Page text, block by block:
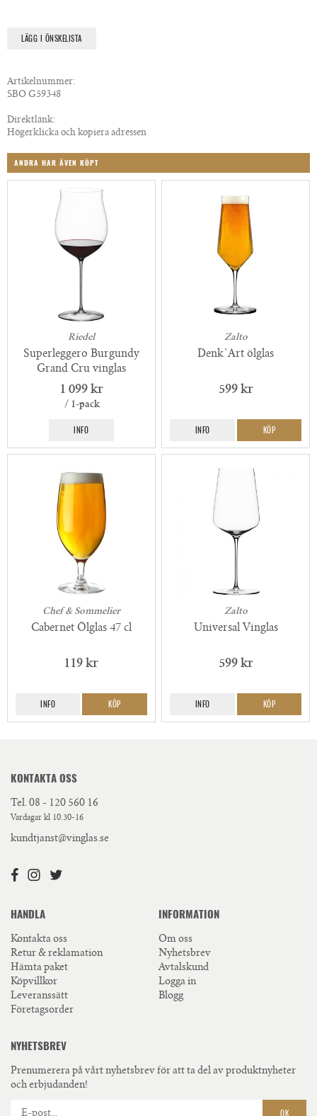
LÄGG I ÖNSKELISTA
Artikelnummer:
SBO G59348
Direktlänk:
Högerklicka och kopiera adressen
ANDRA HAR ÄVEN KÖPT
Riedel
Superleggero Burgundy
Grand Cru vinglas
1 099 kr
/ 1-pack
INFO
Zalto
Denk`Art ölglas
599 kr
INFO KÖP
Chef & Sommelier
Cabernet Ölglas 47 cl
119 kr
INFO KÖP
Zalto
Universal Vinglas
599 kr
INFO KÖP
KONTAKTA OSS
Tel. 08 - 120 560 16
Vardagar kl 10.30-16
kundtjanst@vinglas.se
HANDLA
Kontakta oss
Retur & reklamation
Hämta paket
Köpvillkor
Leveranssätt
Företagsorder
INFORMATION
Om oss
Nyhetsbrev
Avtalskund
Logga in
Blogg
NYHETSBREV
Prenumerera på vårt nyhetsbrev för att ta del av produktnyheter
och erbjudanden!
OK